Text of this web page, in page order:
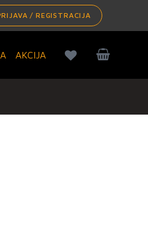
/ REGISTRACIJA
AKCIJA